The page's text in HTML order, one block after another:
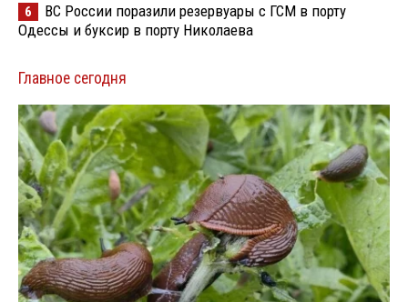
6
ВС России поразили резервуары с ГСМ в порту
Одессы и буксир в порту Николаева
Главное сегодня